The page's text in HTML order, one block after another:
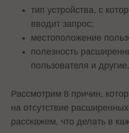
тип устройства, с
вводит запрос;
местоположение
полезность
пользователя и другие.
Рассмотрим 8 причин,
на отсутствие
расскажем, что делать в